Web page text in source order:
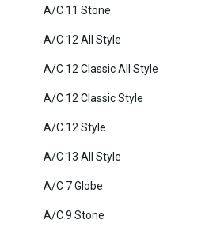
A/C 11 Stone
A/C 12 All Style
A/C 12 Classic All Style
A/C 12 Classic Style
A/C 12 Style
A/C 13 All Style
A/C 7 Globe
A/C 9 Stone